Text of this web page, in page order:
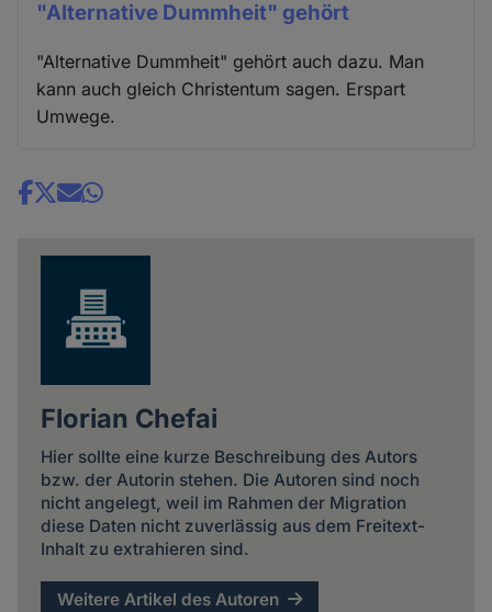
"Alternative Dummheit" gehört
"Alternative Dummheit" gehört auch dazu. Man
kann auch gleich Christentum sagen. Erspart
Umwege.
Share
Florian Chefai
Hier sollte eine kurze Beschreibung des Autors
bzw. der Autorin stehen. Die Autoren sind noch
nicht angelegt, weil im Rahmen der Migration
diese Daten nicht zuverlässig aus dem Freitext-
Inhalt zu extrahieren sind.
Weitere Artikel des Autoren